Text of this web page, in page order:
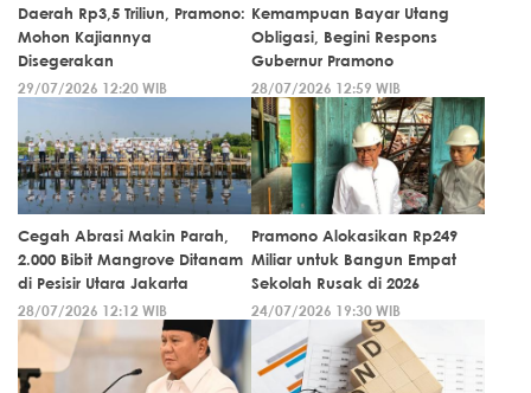
Daerah Rp3,5 Triliun, Pramono:
Mohon Kajiannya
Disegerakan
29/07/2026 12:20 WIB
Kemampuan Bayar Utang
Obligasi, Begini Respons
Gubernur Pramono
28/07/2026 12:59 WIB
Cegah Abrasi Makin Parah,
2.000 Bibit Mangrove Ditanam
di Pesisir Utara Jakarta
28/07/2026 12:12 WIB
Pramono Alokasikan Rp249
Miliar untuk Bangun Empat
Sekolah Rusak di 2026
24/07/2026 19:30 WIB